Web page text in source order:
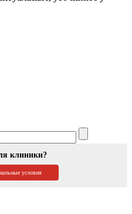
клиники?
условия